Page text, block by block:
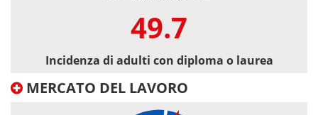
49.7
Incidenza di adulti con diploma o laurea
MERCATO DEL LAVORO